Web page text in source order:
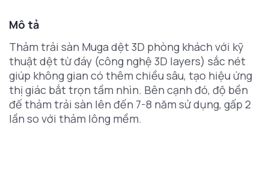
Mô tả
Thảm trải sàn Muga dệt 3D phòng khách với kỹ
thuật dệt từ đáy (công nghệ 3D layers) sắc nét
giúp không gian có thêm chiều sâu, tạo hiệu ứng
thị giác bắt trọn tầm nhìn. Bên cạnh đó, độ bền
đế thảm trải sàn lên đến 7-8 năm sử dụng, gấp 2
lần so với thảm lông mềm.